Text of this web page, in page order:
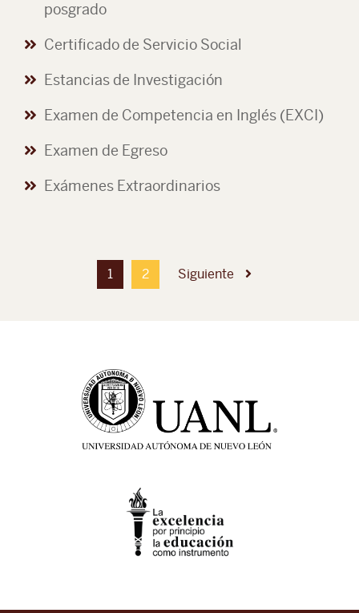
posgrado
Certificado de Servicio Social
Estancias de Investigación
Examen de Competencia en Inglés (EXCI)
Examen de Egreso
Exámenes Extraordinarios
1 2 Siguiente